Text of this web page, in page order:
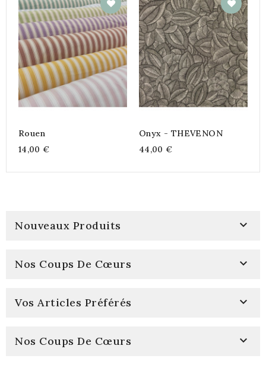
Rouen
14,00 €
Onyx - THEVENON
44,00 €
Nouveaux Produits 
Nos Coups De Cœurs 
Vos Articles Préférés 
Nos Coups De Cœurs 